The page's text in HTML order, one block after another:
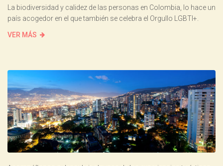
La biodiversidad y calidez de las personas en Colombia, lo hace un
país acogedor en el que también se celebra el Orgullo LGBTI+.
VER MÁS